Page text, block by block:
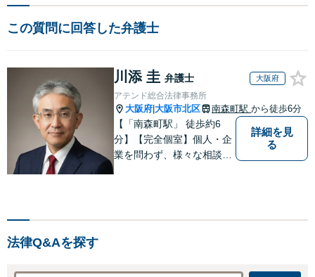
この質問に回答した弁護士
川添 圭 弁護士 大阪府
アテンド総合法律事務所
大阪府 大阪市北区 南森町駅 から徒歩6分
【「南森町駅」 徒歩約6
分】【完全個室】個人・企
業を問わず、様々な相談を
詳細を見
る
法律Q&Aを探す